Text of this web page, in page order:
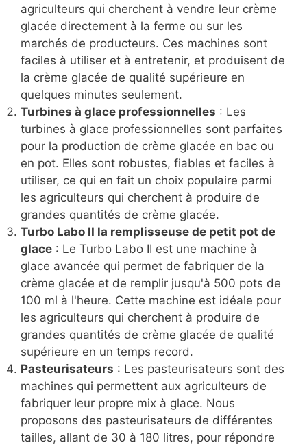
agriculteurs qui cherchent à vendre leur crème
glacée directement à la ferme ou sur les
marchés de producteurs. Ces machines sont
faciles à utiliser et à entretenir, et produisent de
la crème glacée de qualité supérieure en
quelques minutes seulement.
Turbines à glace professionnelles : Les
turbines à glace professionnelles sont parfaites
pour la production de crème glacée en bac ou
en pot. Elles sont robustes, fiables et faciles à
utiliser, ce qui en fait un choix populaire parmi
les agriculteurs qui cherchent à produire de
grandes quantités de crème glacée.
Turbo Labo II la remplisseuse de petit pot de
glace : Le Turbo Labo II est une machine à
glace avancée qui permet de fabriquer de la
crème glacée et de remplir jusqu'à 500 pots de
100 ml à l'heure. Cette machine est idéale pour
les agriculteurs qui cherchent à produire de
grandes quantités de crème glacée de qualité
supérieure en un temps record.
Pasteurisateurs : Les pasteurisateurs sont des
machines qui permettent aux agriculteurs de
fabriquer leur propre mix à glace. Nous
proposons des pasteurisateurs de différentes
tailles, allant de 30 à 180 litres, pour répondre